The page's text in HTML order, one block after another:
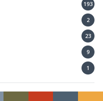
193
2
23
9
1